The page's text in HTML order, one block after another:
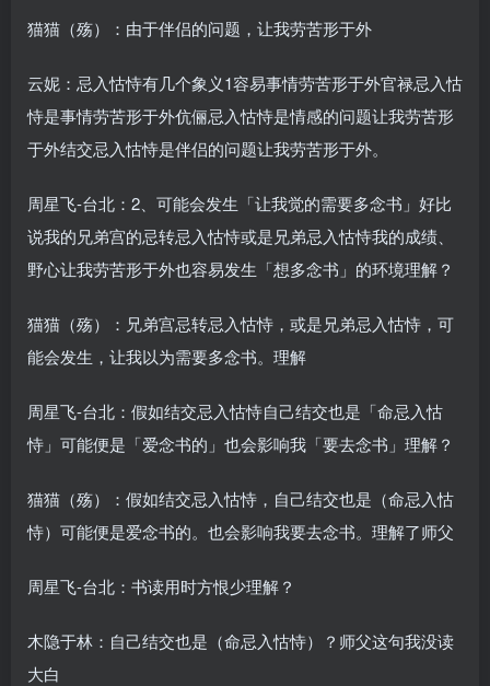
猫猫（殇）：由于伴侣的问题，让我劳苦形于外
云妮：忌入怙恃有几个象义1容易事情劳苦形于外官禄忌入怙
恃是事情劳苦形于外伉俪忌入怙恃是情感的问题让我劳苦形
于外结交忌入怙恃是伴侣的问题让我劳苦形于外。
周星飞-台北：2、可能会发生「让我觉的需要多念书」好比
说我的兄弟宫的忌转忌入怙恃或是兄弟忌入怙恃我的成绩、
野心让我劳苦形于外也容易发生「想多念书」的环境理解？
猫猫（殇）：兄弟宫忌转忌入怙恃，或是兄弟忌入怙恃，可
能会发生，让我以为需要多念书。理解
周星飞-台北：假如结交忌入怙恃自己结交也是「命忌入怙
恃」可能便是「爱念书的」也会影响我「要去念书」理解？
猫猫（殇）：假如结交忌入怙恃，自己结交也是（命忌入怙
恃）可能便是爱念书的。也会影响我要去念书。理解了师父
周星飞-台北：书读用时方恨少理解？
木隐于林：自己结交也是（命忌入怙恃）？师父这句我没读
大白